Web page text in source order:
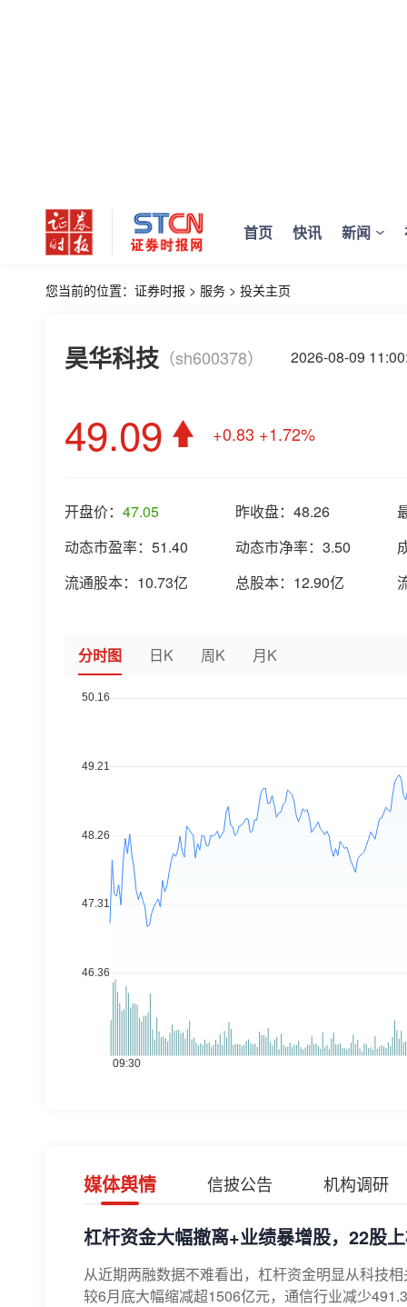
首页 快讯 新闻
您当前的位置： 证券时报 > 服务 > 投关主页
昊华科技 （sh600378） 2026-08-09
49.09 +0.83 +1.72%
开盘价： 47.05 昨收盘： 48.26
动态市盈率： 51.40 动态市净率： 3.50
流通股本： 10.73亿 总股本： 12.90亿
分时图 日K 周K 月K
媒体舆情 信披公告 机构调研
杠杆资金大幅撤离+业绩暴增股，22股
从近期两融数据不难看出，杠杆资金明显从科技
较6月底大幅缩减超1506亿元，通信行业减少